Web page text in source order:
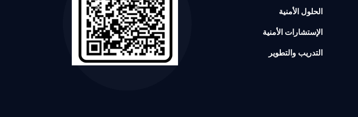
الحلول الأمنية
الإستشارات الأمنية
التدريب والتطوير